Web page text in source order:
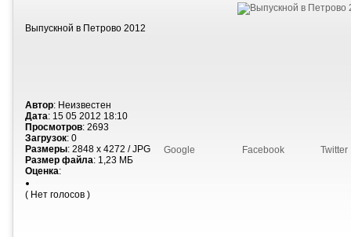
Выпускной в Петрово 2012
Автор: Неизвестен
Дата: 15 05 2012 18:10
Просмотров: 2693
Загрузок: 0
Размеры: 2848 x 4272 / JPG
Размер файла: 1,23 МБ
Оценка:
( Нет голосов )
Google Facebook Twitter